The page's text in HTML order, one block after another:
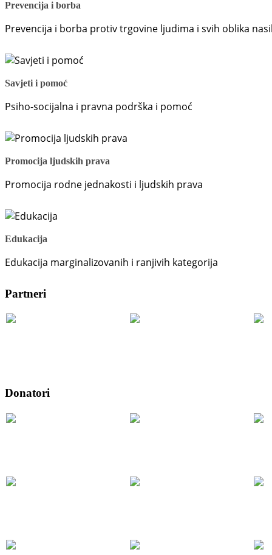
Prevencija i borba
Prevencija i borba protiv trgovine ljudima i svih oblika
Savjeti i pomoć
Psiho-socijalna i pravna podrška i pomoć
Promocija ljudskih prava
Promocija rodne jednakosti i ljudskih prava
Edukacija
Edukacija marginalizovanih i ranjivih kategorija
Partneri
Donatori